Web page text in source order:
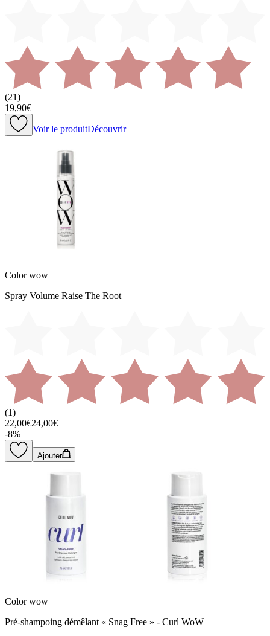
(21)
19,90€
Voir le produitDécouvrir
Color wow
Spray Volume Raise The Root
(1)
22,00€24,00€
-8%
Ajouter
Color wow
Pré-shampoing démêlant « Snag Free » - Curl WoW